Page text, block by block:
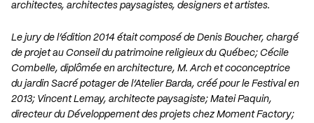
architectes, architectes paysagistes, designers et artistes.
Le jury de l’édition 2014 était composé de Denis Boucher, chargé
de projet au Conseil du patrimoine religieux du Québec; Cécile
Combelle, diplômée en architecture, M. Arch et coconceptrice
du jardin Sacré potager de l’Atelier Barda, créé pour le Festival en
2013; Vincent Lemay, architecte paysagiste; Matei Paquin,
directeur du Développement des projets chez Moment Factory;